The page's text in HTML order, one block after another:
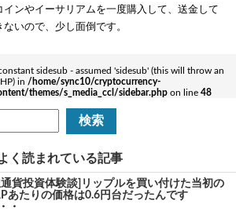
ンやイーサリアムを一度購入して、送金して
いので、少し面倒です。
sidesub - assumed 'sidesub' (this will throw an
in /home/sync10/cryptocurrency-
themes/s_media_ccl/sidebar.php on line 48
く読まれている記事
通貨投資体験談]リップルを買い付けた当初の
あたりの価格は0.6円台だったんです
・